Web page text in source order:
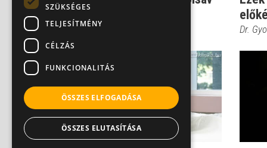
és mag...
Dr. Gyovai Gabriella Dr.
SZÜKSÉGES
TELJESÍTMÉNY
CÉLZÁS
FUNKCIONALITÁS
ÖSSZES ELFOGADÁSA
ÖSSZES ELUTASÍTÁSA